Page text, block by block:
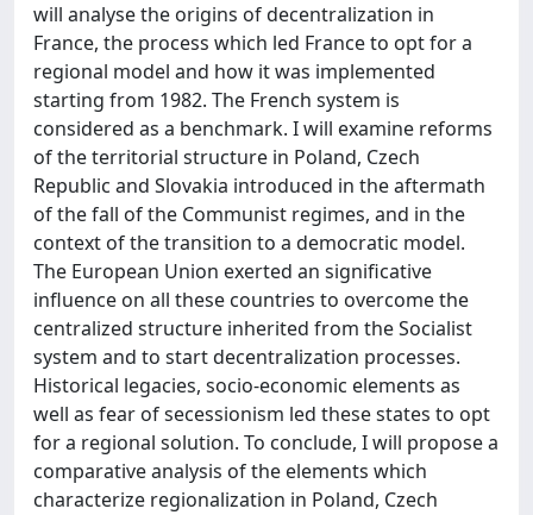
will analyse the origins of decentralization in
France, the process which led France to opt for a
regional model and how it was implemented
starting from 1982. The French system is
considered as a benchmark. I will examine reforms
of the territorial structure in Poland, Czech
Republic and Slovakia introduced in the aftermath
of the fall of the Communist regimes, and in the
context of the transition to a democratic model.
The European Union exerted an significative
influence on all these countries to overcome the
centralized structure inherited from the Socialist
system and to start decentralization processes.
Historical legacies, socio-economic elements as
well as fear of secessionism led these states to opt
for a regional solution. To conclude, I will propose a
comparative analysis of the elements which
characterize regionalization in Poland, Czech